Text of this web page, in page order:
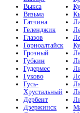
Выкса
Вязьма
Гатчина
Геленджик
Глазов
Горноалтайск
Грозный
Губкин
Гудермес
Гуково
Гусь-
Хрустальный
Дербент
Дзержинск